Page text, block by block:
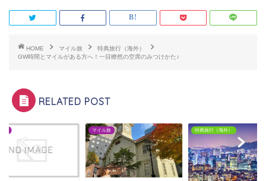
HOME マイル旅
特典旅行（海外）
GW時間とマイルがある方へ！一目瞭然の空席のみつけかた♪
RELATED POST
マイル旅 特典旅行（海外）